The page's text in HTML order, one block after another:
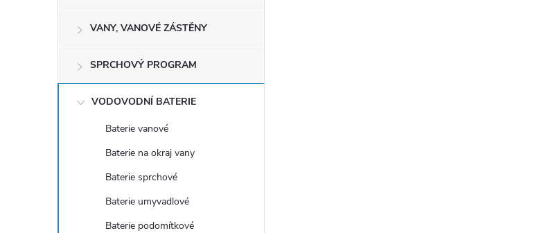
VANY, VANOVÉ ZÁSTĚNY
SPRCHOVÝ PROGRAM
VODOVODNÍ BATERIE
Baterie vanové
Baterie na okraj vany
Baterie sprchové
Baterie umyvadlové
Baterie podomítkové